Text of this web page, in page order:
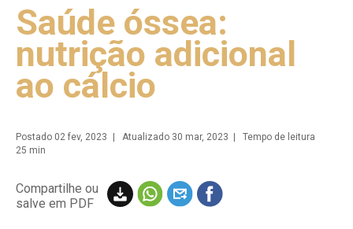
Saúde óssea:
nutrição adicional
ao cálcio
Postado 02 fev, 2023
| Atualizado 30 mar, 2023 | Tempo de leitura
25 min
Compartilhe ou
salve em PDF